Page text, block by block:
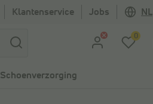
Klantenservice Jobs NL
0
Schoenverzorging